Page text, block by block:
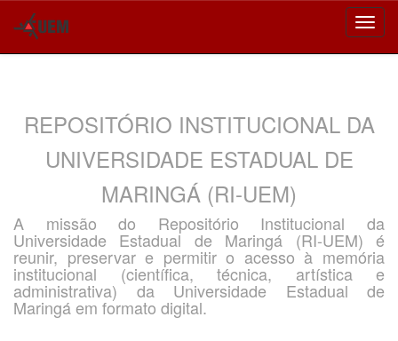
REPOSITÓRIO INSTITUCIONAL DA
UNIVERSIDADE ESTADUAL DE
MARINGÁ (RI-UEM)
A missão do Repositório Institucional da
Universidade Estadual de Maringá (RI-UEM) é
reunir, preservar e permitir o acesso à memória
institucional (científica, técnica, artística e
administrativa) da Universidade Estadual de
Maringá em formato digital.